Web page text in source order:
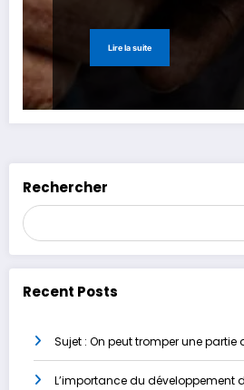
Lire la suite
Rechercher
Recent Posts
Sujet : On peut tromper une partie
L’importance du développement